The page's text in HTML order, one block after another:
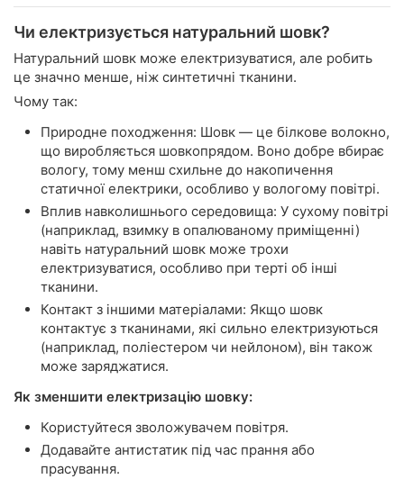
Чи електризується натуральний шовк?
Натуральний шовк може електризуватися, але робить
це значно менше, ніж синтетичні тканини.
Чому так:
Природне походження: Шовк — це білкове волокно,
що виробляється шовкопрядом. Воно добре вбирає
вологу, тому менш схильне до накопичення
статичної електрики, особливо у вологому повітрі.
Вплив навколишнього середовища: У сухому повітрі
(наприклад, взимку в опалюваному приміщенні)
навіть натуральний шовк може трохи
електризуватися, особливо при терті об інші
тканини.
Контакт з іншими матеріалами: Якщо шовк
контактує з тканинами, які сильно електризуються
(наприклад, поліестером чи нейлоном), він також
може заряджатися.
Як зменшити електризацію шовку:
Користуйтеся зволожувачем повітря.
Додавайте антистатик під час прання або
прасування.